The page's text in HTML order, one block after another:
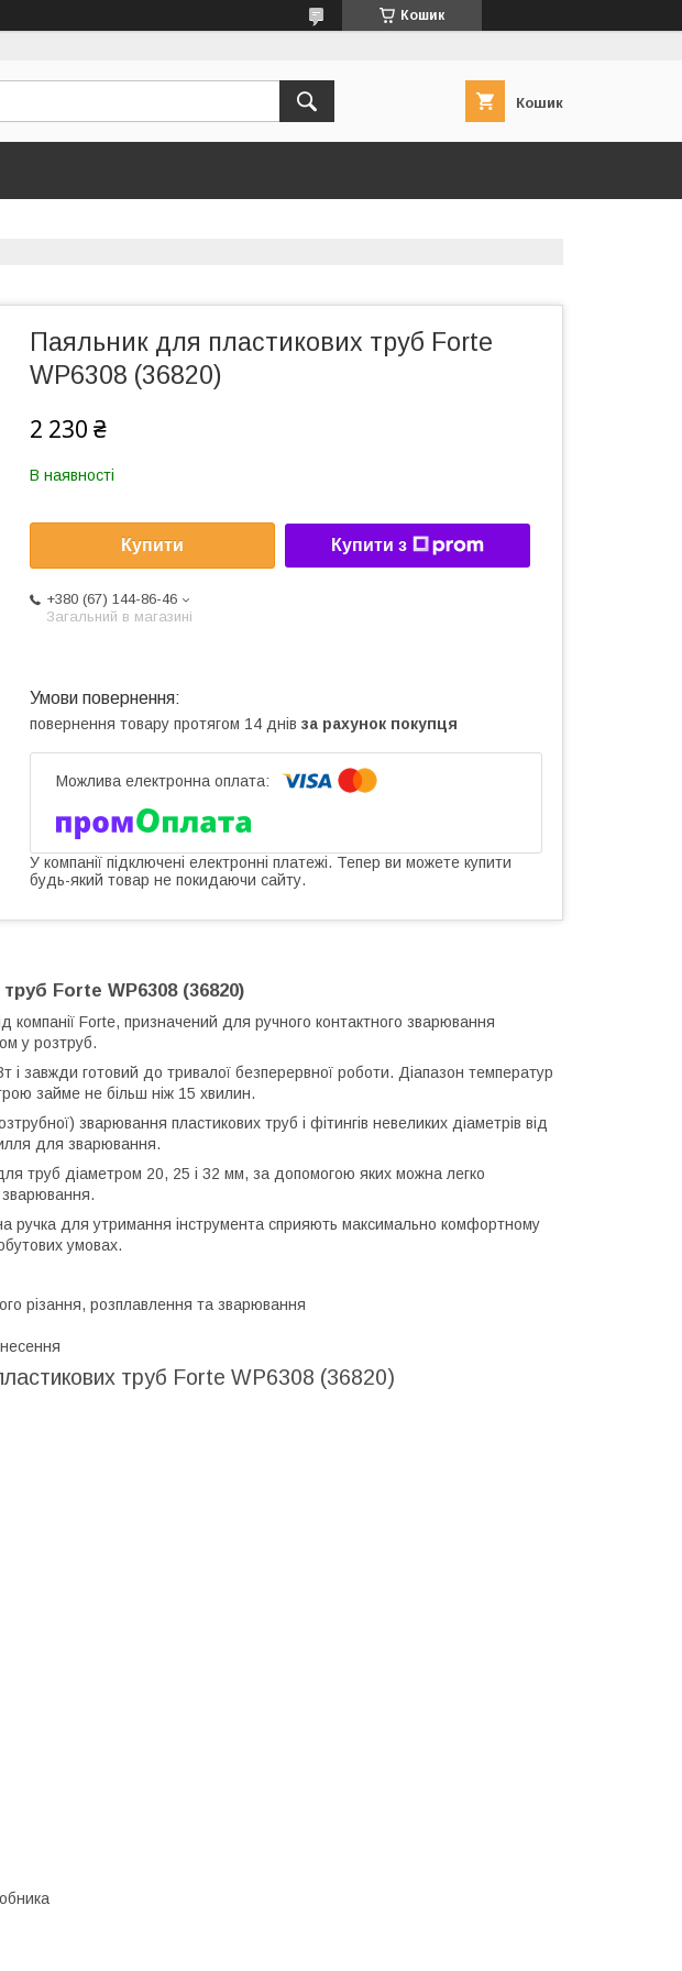
Кошик
Кошик
Паяльник для пластикових труб Forte
WP6308 (36820)
2 230 ₴
В наявності
Купити Купити з
+380 (67) 144-86-46
Загальний в магазині
повернення товару протягом 14 днів за рахунок покупця
У компанії підключені електронні платежі. Тепер ви можете купити
будь-який товар не покидаючи сайту.
Forte WP6308 (36820)
компанії Forte, призначений для ручного контактного зварювання
у розтруб.
і завжди готовий до тривалої безперервної роботи. Діапазон температур
займе не більш ніж 15 хвилин.
зварювання пластикових труб і фітингів невеликих діаметрів від
для зварювання.
труб діаметром 20, 25 і 32 мм, за допомогою яких можна легко
зварювання.
ручка для утримання інструмента сприяють максимально комфортному
умовах.
різання, розплавлення та зварювання
труб Forte WP6308 (36820)